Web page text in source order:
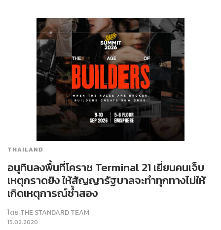
THAILAND
อนุทินลงพื้นที่โคราช Terminal 21 เยี่ยมคนเจ็บ
เหตุกราดยิง ให้สัญญารัฐบาลจะทำทุกทางไม่ให้
เกิดเหตุการณ์ซ้ำสอง
โดย THE STANDARD TEAM
15.02.2020